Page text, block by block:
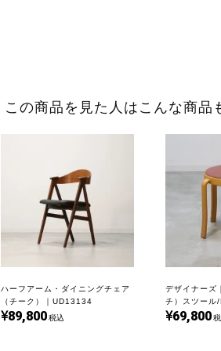
この商品を見た人はこんな商品
ハーフアーム・ダイニングチェア
（チーク）｜UD13134
89,800税込
デザイナー
チ）スツー
Johnny
69,800